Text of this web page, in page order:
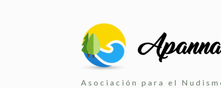
Asociación para el